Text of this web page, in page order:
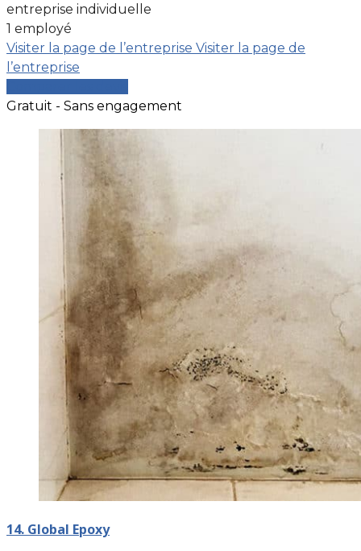
entreprise individuelle
1 employé
Visiter la page de l’entreprise Visiter la page de
l’entreprise
Gratuit - Sans engagement
14. Global Epoxy